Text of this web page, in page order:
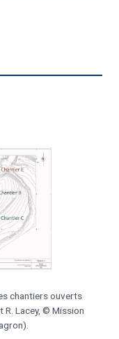
chantiers ouverts
R. Lacey, © Mission